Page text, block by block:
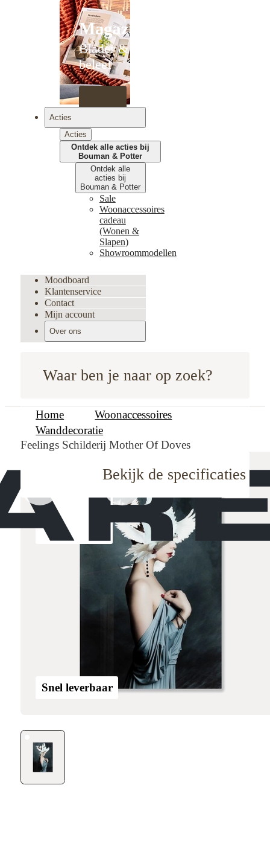
Waar ben je naar op zoek?
Magazines
Blader &
beleef
Acties
Acties
Ontdek alle acties bij
Bouman & Potter
Ontdek alle
acties bij
Bouman & Potter
Sale
Woonaccessoires
cadeau
(Wonen &
Slapen)
Showroommodellen
Moodboard
Klantenservice
Contact
Mijn account
Over ons
Home
Woonaccessoires
Wanddecoratie
Feelings Schilderij Mother Of Doves
Snel leverbaar
Bekijk de specificaties